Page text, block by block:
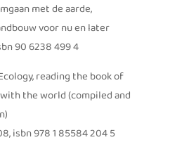
met de aarde,
voor nu en later
90 6238 499 4
reading the book of
the world (compiled and
isbn 978 1 85584 204 5